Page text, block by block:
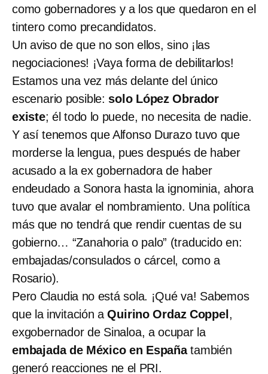
como gobernadores y a los que quedaron en el
tintero como precandidatos.
Un aviso de que no son ellos, sino ¡las
negociaciones! ¡Vaya forma de debilitarlos!
Estamos una vez más delante del único
escenario posible: solo López Obrador
existe; él todo lo puede, no necesita de nadie.
Y así tenemos que Alfonso Durazo tuvo que
morderse la lengua, pues después de haber
acusado a la ex gobernadora de haber
endeudado a Sonora hasta la ignominia, ahora
tuvo que avalar el nombramiento. Una política
más que no tendrá que rendir cuentas de su
gobierno… “Zanahoria o palo” (traducido en:
embajadas/consulados o cárcel, como a
Rosario).
Pero Claudia no está sola. ¡Qué va! Sabemos
que la invitación aQuirino Ordaz Coppel ,
exgobernador de Sinaloa, a ocupar la
embajada de México en Españatambién
generó reacciones ne el PRI.